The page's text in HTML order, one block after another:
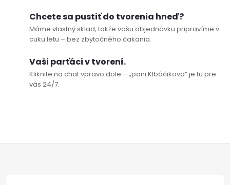
Chcete sa pustiť do tvorenia hneď?
Máme vlastný sklad, takže vašu objednávku pripravíme v
cuku letu – bez zbytočného čakania.
Vaši parťáci v tvorení.
Kliknite na chat vpravo dole – „pani Klbôčiková“ je tu pre
vás 24/7.